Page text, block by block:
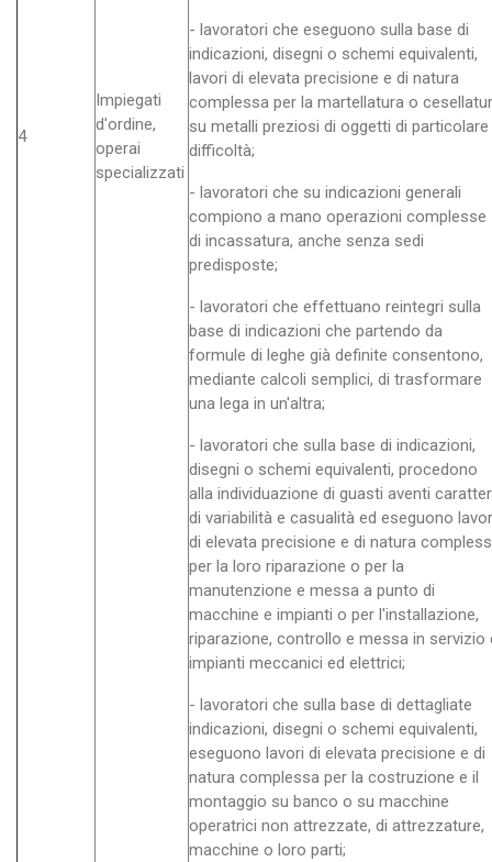
4
Impiegati
d'ordine,
operai
specializzati
- lavoratori che eseguono sulla base di
indicazioni, disegni o schemi equivalenti,
lavori di elevata precisione e di natura
complessa per la martellatura o
su metalli preziosi di oggetti di particolare
difficoltà;
- lavoratori che su indicazioni generali
compiono a mano operazioni complesse
di incassatura, anche senza sedi
predisposte;
- lavoratori che effettuano reintegri sulla
base di indicazioni che partendo da
formule di leghe già definite consentono,
mediante calcoli semplici, di trasformare
una lega in un'altra;
- lavoratori che sulla base di indicazioni,
disegni o schemi equivalenti, procedono
alla individuazione di guasti aventi
di variabilità e casualità ed eseguono
di elevata precisione e di natura
per la loro riparazione o per la
manutenzione e messa a punto di
macchine e impianti o per l'installazione,
riparazione, controllo e messa in servizio
impianti meccanici ed elettrici;
- lavoratori che sulla base di dettagliate
indicazioni, disegni o schemi equivalenti,
eseguono lavori di elevata precisione e di
natura complessa per la costruzione e il
montaggio su banco o su macchine
operatrici non attrezzate, di attrezzature,
macchine o loro parti;